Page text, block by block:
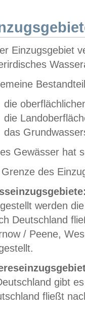
Einzugsgebiet
die
die
das
Gewässer hat
Grenze des
werden
Deutschland
/ Peene,
gibt
fließt